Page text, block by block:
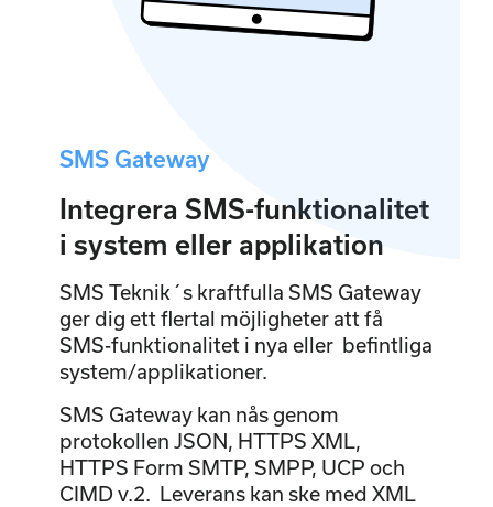
SMS Gateway
Integrera SMS-funktionalitet
i system eller applikation
SMS Teknik´s kraftfulla SMS Gateway
ger dig ett flertal möjligheter att få
SMS-funktionalitet i nya eller befintliga
system/applikationer.
SMS Gateway kan nås genom
protokollen JSON, HTTPS XML,
HTTPS Form SMTP, SMPP, UCP och
CIMD v.2. Leverans kan ske med XML